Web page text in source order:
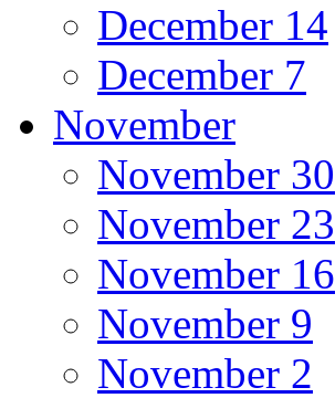
December 14
December 7
November
November 30
November 23
November 16
November 9
November 2